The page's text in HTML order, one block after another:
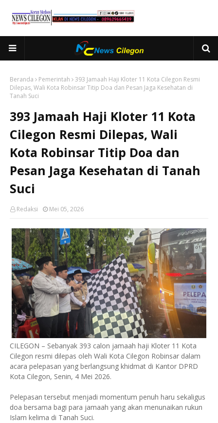
Beranda Pemerintah
393 Jamaah Haji Kloter 11 Kota Cilegon Resmi
Dilepas, Wali Kota Robinsar Titip Doa dan Pesan Jaga Kesehatan di
Tanah Suci
393 Jamaah Haji Kloter 11 Kota
Cilegon Resmi Dilepas, Wali
Kota Robinsar Titip Doa dan
Pesan Jaga Kesehatan di Tanah
Suci
Redaksi Mei 05, 2026
CILEGON – Sebanyak 393 calon jamaah haji Kloter 11 Kota
Cilegon resmi dilepas oleh Wali Kota Cilegon Robinsar dalam
acara pelepasan yang berlangsung khidmat di Kantor DPRD
Kota Cilegon, Senin, 4 Mei 2026.
Pelepasan tersebut menjadi momentum penuh haru sekaligus
doa bersama bagi para jamaah yang akan menunaikan rukun
Islam kelima di Tanah Suci.